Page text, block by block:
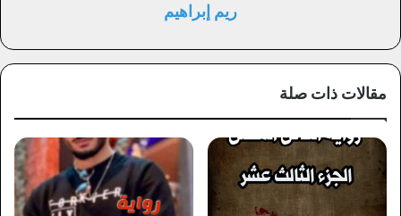
ريم إبراهيم
مقالات ذات صلة